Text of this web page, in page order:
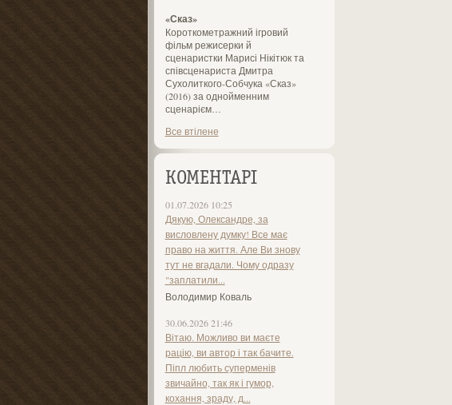
«Сказ»
Короткометражний ігровий
фільм режисерки й
сценаристки Марисі Нікітюк та
співсценариста Дмитра
Сухолиткого-Собчука «Сказ»
(2016) за однойменним
сценарієм…
Все втілене
КОМЕНТАРІ
01.07.2026 10:25
Дякую, Олександре, за
висловлену думку! Все має
право на життя. Але Ви знову
тут не вгадали. Чому одразу
"заплатили...
Володимир Коваль
30.06.2026 21:46
Вітаю. Можливо ви маєте
рацію, ви автор і так бачите.
Піпл любить суперменів
звичайно, так як і гумор,
кохання, зраду, д...